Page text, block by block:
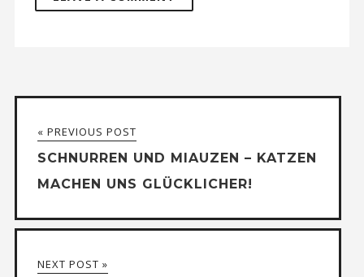
« PREVIOUS POST
SCHNURREN UND MIAUZEN – KATZEN
MACHEN UNS GLÜCKLICHER!
NEXT POST »